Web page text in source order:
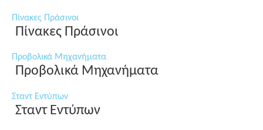
Πίνακες Πράσινοι
Πίνακες Πράσινοι
Προβολικά Μηχανήματα
Προβολικά Μηχανήματα
Σταντ Εντύπων
Σταντ Εντύπων